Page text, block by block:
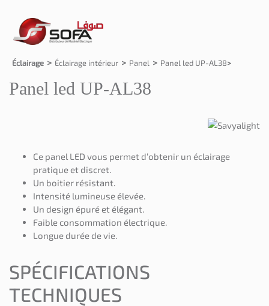
Éclairage Éclairage intérieur Panel Panel led UP-AL38
Panel led UP-AL38
Ce panel LED vous permet d’obtenir un éclairage
pratique et discret.
Un boitier résistant.
Intensité lumineuse élevée.
Un design épuré et élégant.
Faible consommation électrique.
Longue durée de vie.
SPÉCIFICATIONS
TECHNIQUES